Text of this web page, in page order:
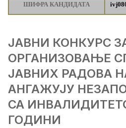
ШИФРА КАНДИДАТА
ЈАВНИ КОНКУРС
ОРГАНИЗОВАЊЕ
ЈАВНИХ РАДОВА
АНГАЖУЈУ
СА
ГОДИНИ